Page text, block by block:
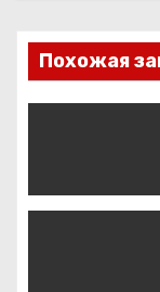
з
а
и
Похожая